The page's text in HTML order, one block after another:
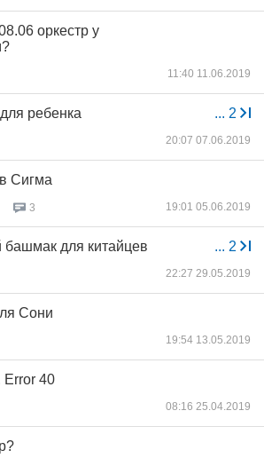
оркестр у
11:40 11.06.2019
... 2
ребенка
20:07 07.06.2019
Сигма
3 19:01 05.06.2019
... 2
башмак для китайцев
22:27 29.05.2019
Сони
19:54 13.05.2019
Error 40
08:16 25.04.2019